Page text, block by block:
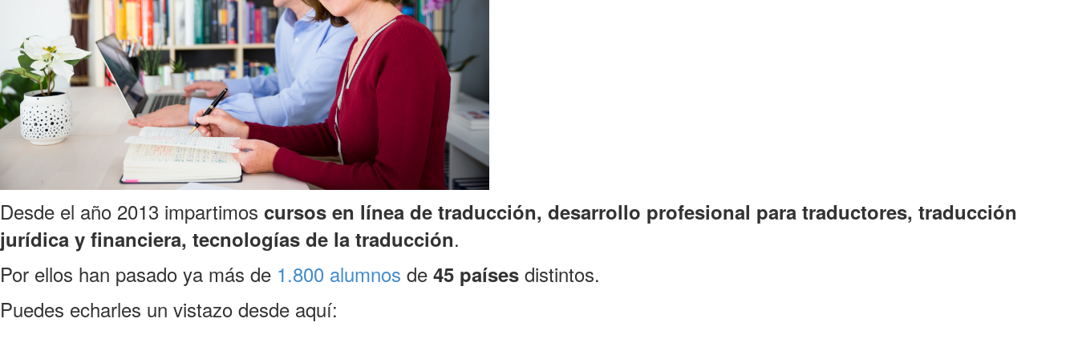
Desde el año 2013 impartimos cursos en línea de traducción, desarrollo profesional para traductores, traducción
jurídica y financiera, tecnologías de la traducción.
Por ellos han pasado ya más de 1.800 alumnos de 45 países distintos.
Puedes echarles un vistazo desde aquí: